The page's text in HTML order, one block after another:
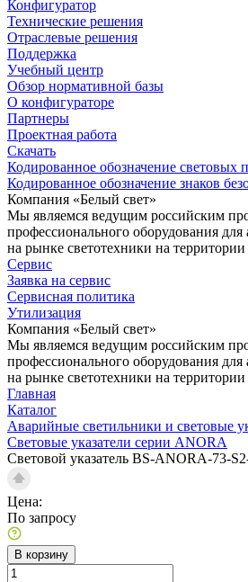
Конфигуратор
Технические решения
Отраслевые решения
Поддержка
Учебный центр
Обзор нормативной базы
О конфигураторе
Партнеры
Проектная работа
Скачать
Кодированное обозначение световых
Кодированное обозначение знаков
Компания «Белый свет»
Мы являемся ведущим российским
профессионального оборудования
на рынке светотехники на
Сервис
Заявка на сервис
Сервисная политика
Утилизация
Компания «Белый свет»
Мы являемся ведущим российским
профессионального оборудования
на рынке светотехники на
Главная
Каталог
Аварийные светильники и световые
Световые указатели серии ANORA
Световой указатель BS-ANORA-73-
Цена:
По запросу
В корзину